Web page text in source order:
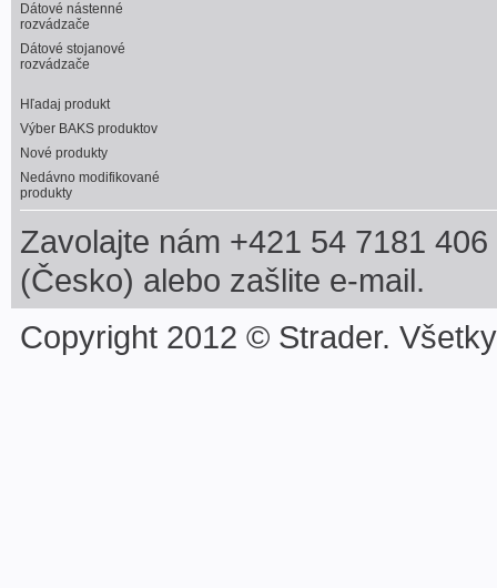
Dátové nástenné
rozvádzače
Dátové stojanové
rozvádzače
Hľadaj produkt
Výber BAKS produktov
Nové produkty
Nedávno modifikované
produkty
Zavolajte nám +421 54 7181
(Česko) alebo zašlite e-mail.
Copyright 2012 © Strader.